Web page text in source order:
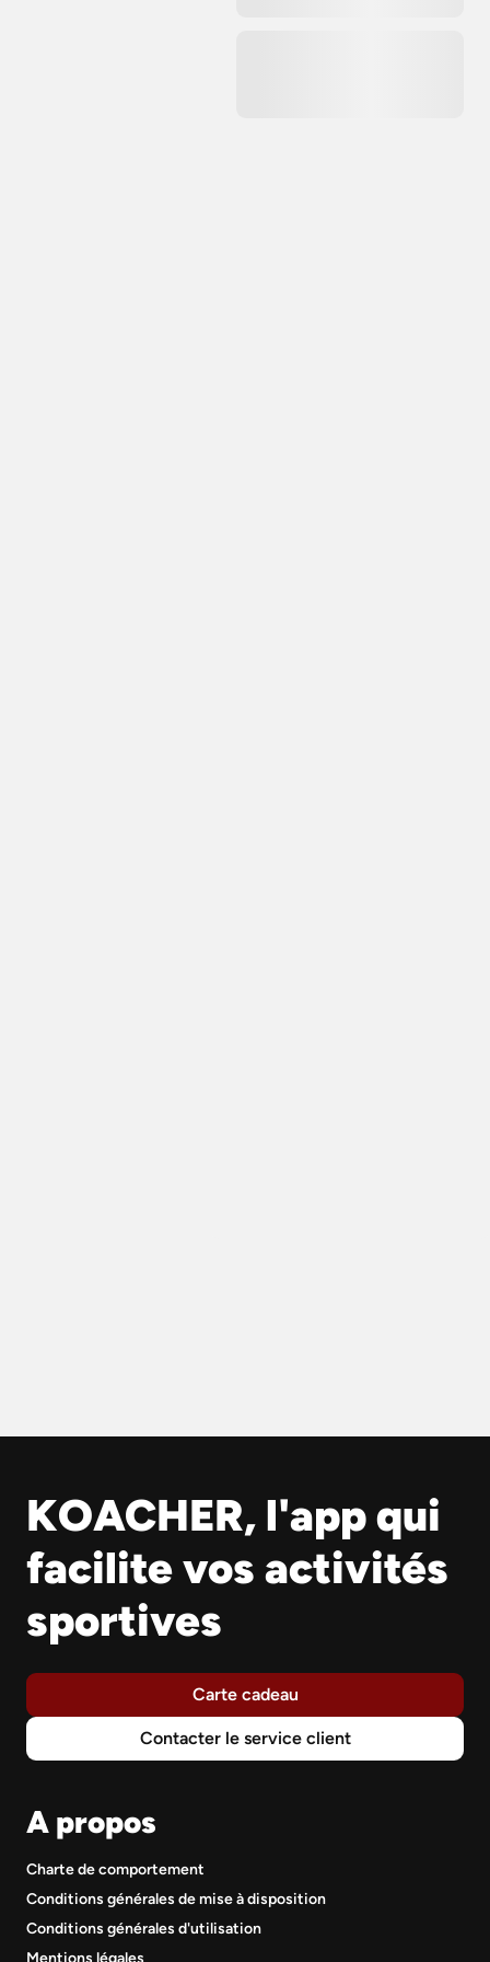
KOACHER, l'app qui
facilite vos activités
sportives
Carte cadeau
Contacter le service client
A propos
Charte de comportement
Conditions générales de mise à disposition
Conditions générales d'utilisation
Mentions légales